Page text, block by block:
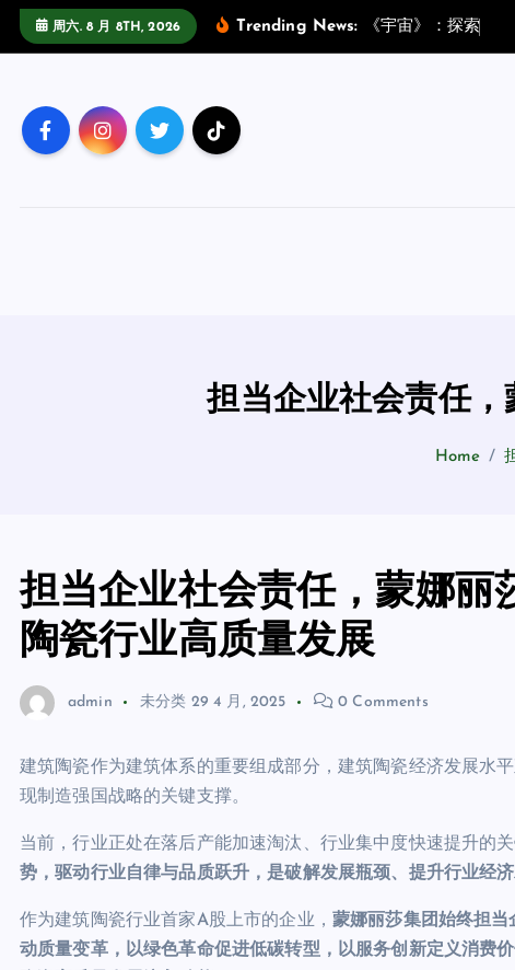
周六. 8 月 8TH, 2026 Trending News: 《宇宙》 ： 探索
担当企业社会责任
Home
担当企业社会责任，蒙娜丽
陶瓷行业高质量发展
admin 未分类 29 4 月, 2025 0 Comments
建筑陶瓷作为建筑体系的重要组成部分，建筑陶瓷经济发展水
现制造强国战略的关键支撑。
当前，行业正处在落后产能加速淘汰、行业集中度快速提升的
势，驱动行业自律与品质跃升，是破解发展瓶颈、 提升行业经
作为建筑陶瓷行业首家A股上市的企业， 蒙娜丽莎集团始终担当
动质量变革，以绿色革命促进低碳转型，以服务创新定义消费